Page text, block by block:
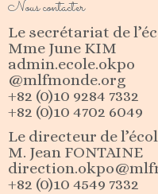
Nous contacter
Le secrétariat de
Mme June KIM
admin.ecole.okpo
@mlfmonde.org
+82 (0)10 9284 7332
+82 (0)10 4702 6049
Le directeur de
M. Jean FONTAINE
+82 (0)10 4549 7332